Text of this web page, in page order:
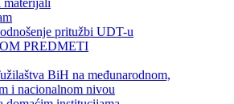
pritužbi UDT-u
PREDMETI
BiH na međunarodnom,
i nacionalnom nivou